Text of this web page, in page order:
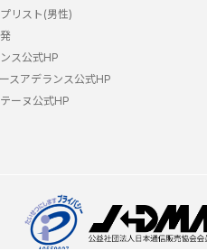
リスト(男性)
ス公式HP
スアデランス公式HP
ーヌ公式HP